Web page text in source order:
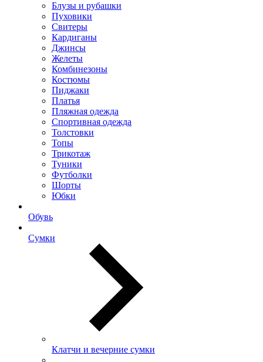
Блузы и рубашки
Пуховики
Свитеры
Кардиганы
Джинсы
Желеты
Комбинезоны
Костюмы
Пиджаки
Платья
Пляжная одежда
Спортивная одежда
Толстовки
Топы
Трикотаж
Туники
Футболки
Шорты
Юбки
Обувь
Сумки
Клатчи и вечерние сумки